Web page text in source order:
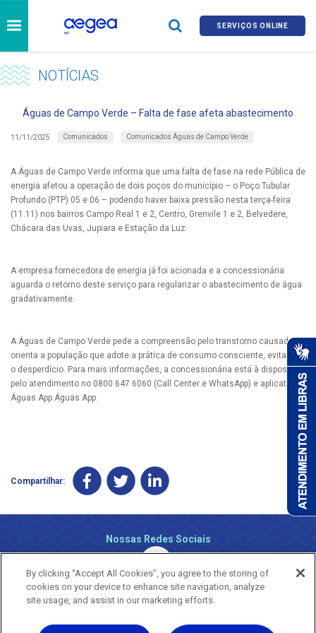
SERVIÇOS ONLINE
NOTÍCIAS
Águas de Campo Verde – Falta de fase afeta abastecimento
11/11/2025 Comunicados Comunicados Águas de Campo Verde
A Águas de Campo Verde informa que uma falta de fase na rede Pública de
energia afetou a operação de dois poços do município – o Poço Tubular
Profundo (PTP) 05 e 06 – podendo haver baixa pressão nesta terça-feira
(11.11) nos bairros Campo Real 1 e 2, Centro, Grenvile 1 e 2, Belvedere,
Chácara das Uvas, Jupiara e Estação da Luz.
A empresa fornecedora de energia já foi acionada e a concessionária
aguarda o retorno deste serviço para regularizar o abastecimento de água
gradativamente.
A Águas de Campo Verde pede a compreensão pelo transtorno causado e
orienta a população que adote a prática de consumo consciente, evitando
o desperdício. Para mais informações, a concessionária está à disposição
pelo atendimento no 0800 647 6060 (Call Center e WhatsApp) e aplicativo
Águas App.Águas App.
Compartilhar:
Nossas Redes Sociais
By clicking “Accept All Cookies”, you agree to the storing of
cookies on your device to enhance site navigation, analyze
site usage, and assist in our marketing efforts.